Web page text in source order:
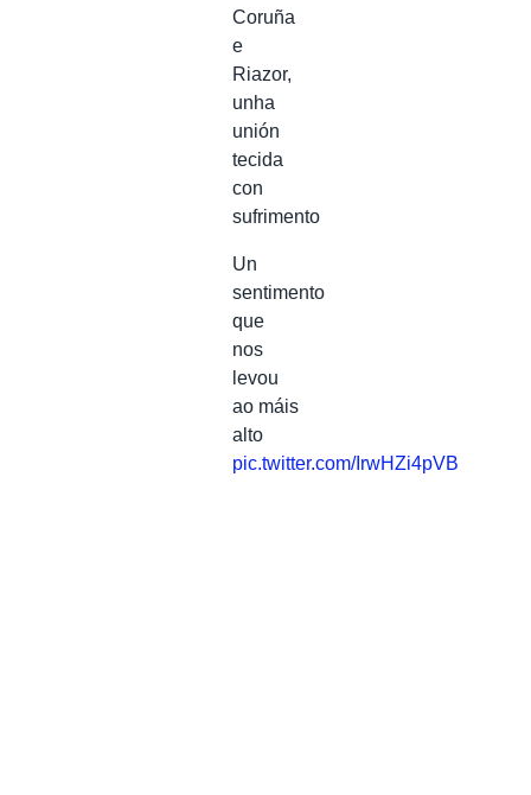
Coruña
e
Riazor,
unha
unión
tecida
con
sufrimento
Un
sentimento
que
nos
levou
ao máis
alto
pic.twitter.com/IrwHZi4pVB